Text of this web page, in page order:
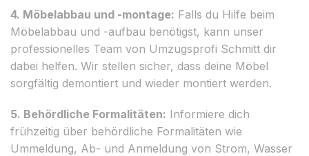
4. Möbelabbau und -montage: Falls du Hilfe beim
Möbelabbau und -aufbau benötigst, kann unser
professionelles Team von Umzugsprofi Schmitt dir
dabei helfen. Wir stellen sicher, dass deine Möbel
sorgfältig demontiert und wieder montiert werden.
5. Behördliche Formalitäten: Informiere dich
frühzeitig über behördliche Formalitäten wie
Ummeldung, Ab- und Anmeldung von Strom, Wasser